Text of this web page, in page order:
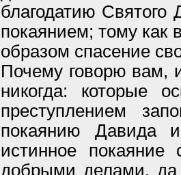
благодатию Святого
покаянием; тому как
образом спасение
Почему говорю вам,
никогда: которые
преступлением
покаянию Давида
истинное
добрыми делами,